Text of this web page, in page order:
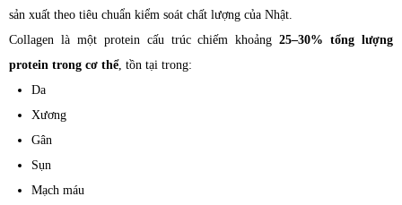
sản xuất theo tiêu chuẩn kiểm soát chất lượng của Nhật.
Collagen là một protein cấu trúc chiếm khoảng25–30% tổng lượng
protein trong cơ thể, tồn tại trong:
Da
Xương
Gân
Sụn
Mạch máu